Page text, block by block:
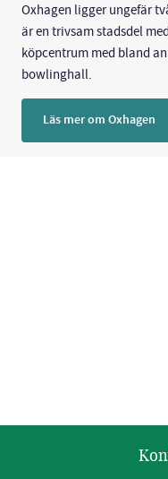
Oxhagen ligger ungefär
är en trivsam stadsdel
köpcentrum med bland
bowlinghall.
Läs mer om Oxhagen